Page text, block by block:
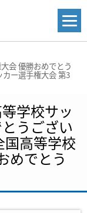
会 優勝おめでとう
ー選手権大会 第3
学校サッ
うござい
国高等学校
めでとう